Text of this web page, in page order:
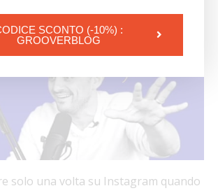
solo una volta su Instagram quando
SCONTO (-10%) :
GROOVERBLOG